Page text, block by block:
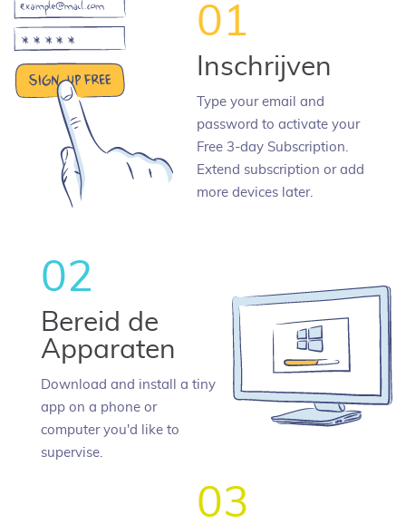
01
Inschrijven
Type your email and
password to activate your
Free 3-day Subscription.
Extend subscription or add
more devices later.
02
Bereid de
Apparaten
Download and install a tiny
app on a phone or
computer you'd like to
supervise.
03